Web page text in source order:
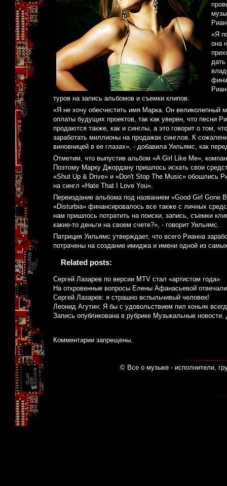
«Я
она
туров на запись альбомов и съемки клипов.
«Я не хочу обесчестить имя Марка. Он великолепный
оплаты будущих проектов, так как уверен, что песни
продаются также, как и синглы, а это говорит о том,
заработать миллионы на продажах синглов. К
виновницей в ее глазах», - добавила Уильямс, как
Отметим, что выпустив альбом «A Girl Like Me»,
Поэтому Марку Джордану пришлось искать свои
«Shut Up & Drive» и «Don't Stop The Music» обошлись
на сингл «Hate That I Love You».
Переиздание альбома под названием «Good Girl Gone
«Disturbia» финансировалось все также с личных
нам пришлось потратить на поиски, запись, съемки
какие-то деньги на своем счете?», - говорит Уильямс.
Патриция Уильямс утверждает, что всего Рианна
потрачены на создание имиджа и имени одной из
Related posts:
Сергей Лазарев по версии MTV стал «артистом года»
На откровенные вопросы Елены Афанасьевой
Сергей Лазарев: я страшно вспыльчивый человек!
Леонид Агутин: Я бы с удовольствием пил коньяк
Запись опубликована в рубрике Музыкальные новости.
Комментарии запрещены.
© Все о музыке - исполнители,